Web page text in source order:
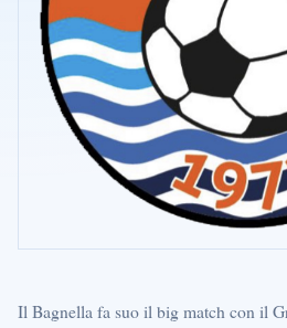
Il Bagnella fa suo il big match con il